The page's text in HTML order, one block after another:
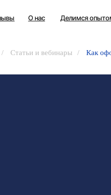
О нас Наши
Делимся опытом
/ Статьи и вебинары / Как